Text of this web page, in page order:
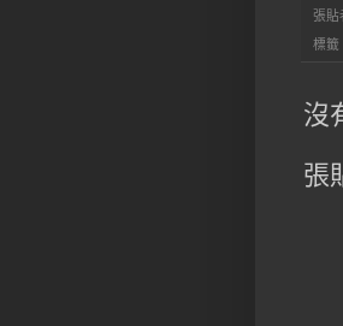
張貼
標籤
沒
張